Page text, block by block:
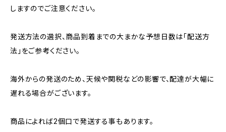
しますのでご注意ください。
発送方法の選択、商品到着までの大まかな予想日数は「配送方
法」をご参考ください。
海外からの発送のため、天候や関税などの影響で、配達が大幅に
遅れる場合がございます。
商品によれば2個口で発送する事もあります。